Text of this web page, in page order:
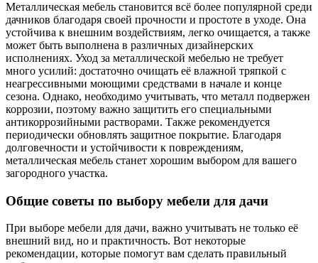
Металлическая мебель становится всё более популярной среди
дачников благодаря своей прочности и простоте в уходе. Она
устойчива к внешним воздействиям, легко очищается, а также
может быть выполнена в различных дизайнерских
исполнениях. Уход за металлической мебелью не требует
много усилий: достаточно очищать её влажной тряпкой с
неагрессивными моющими средствами в начале и конце
сезона. Однако, необходимо учитывать, что металл подвержен
коррозии, поэтому важно защитить его специальными
антикоррозийными растворами. Также рекомендуется
периодически обновлять защитное покрытие. Благодаря
долговечности и устойчивости к повреждениям,
металлическая мебель станет хорошим выбором для вашего
загородного участка.
Общие советы по выбору мебели для дачи
При выборе мебели для дачи, важно учитывать не только её
внешний вид, но и практичность. Вот некоторые
рекомендации, которые помогут вам сделать правильный